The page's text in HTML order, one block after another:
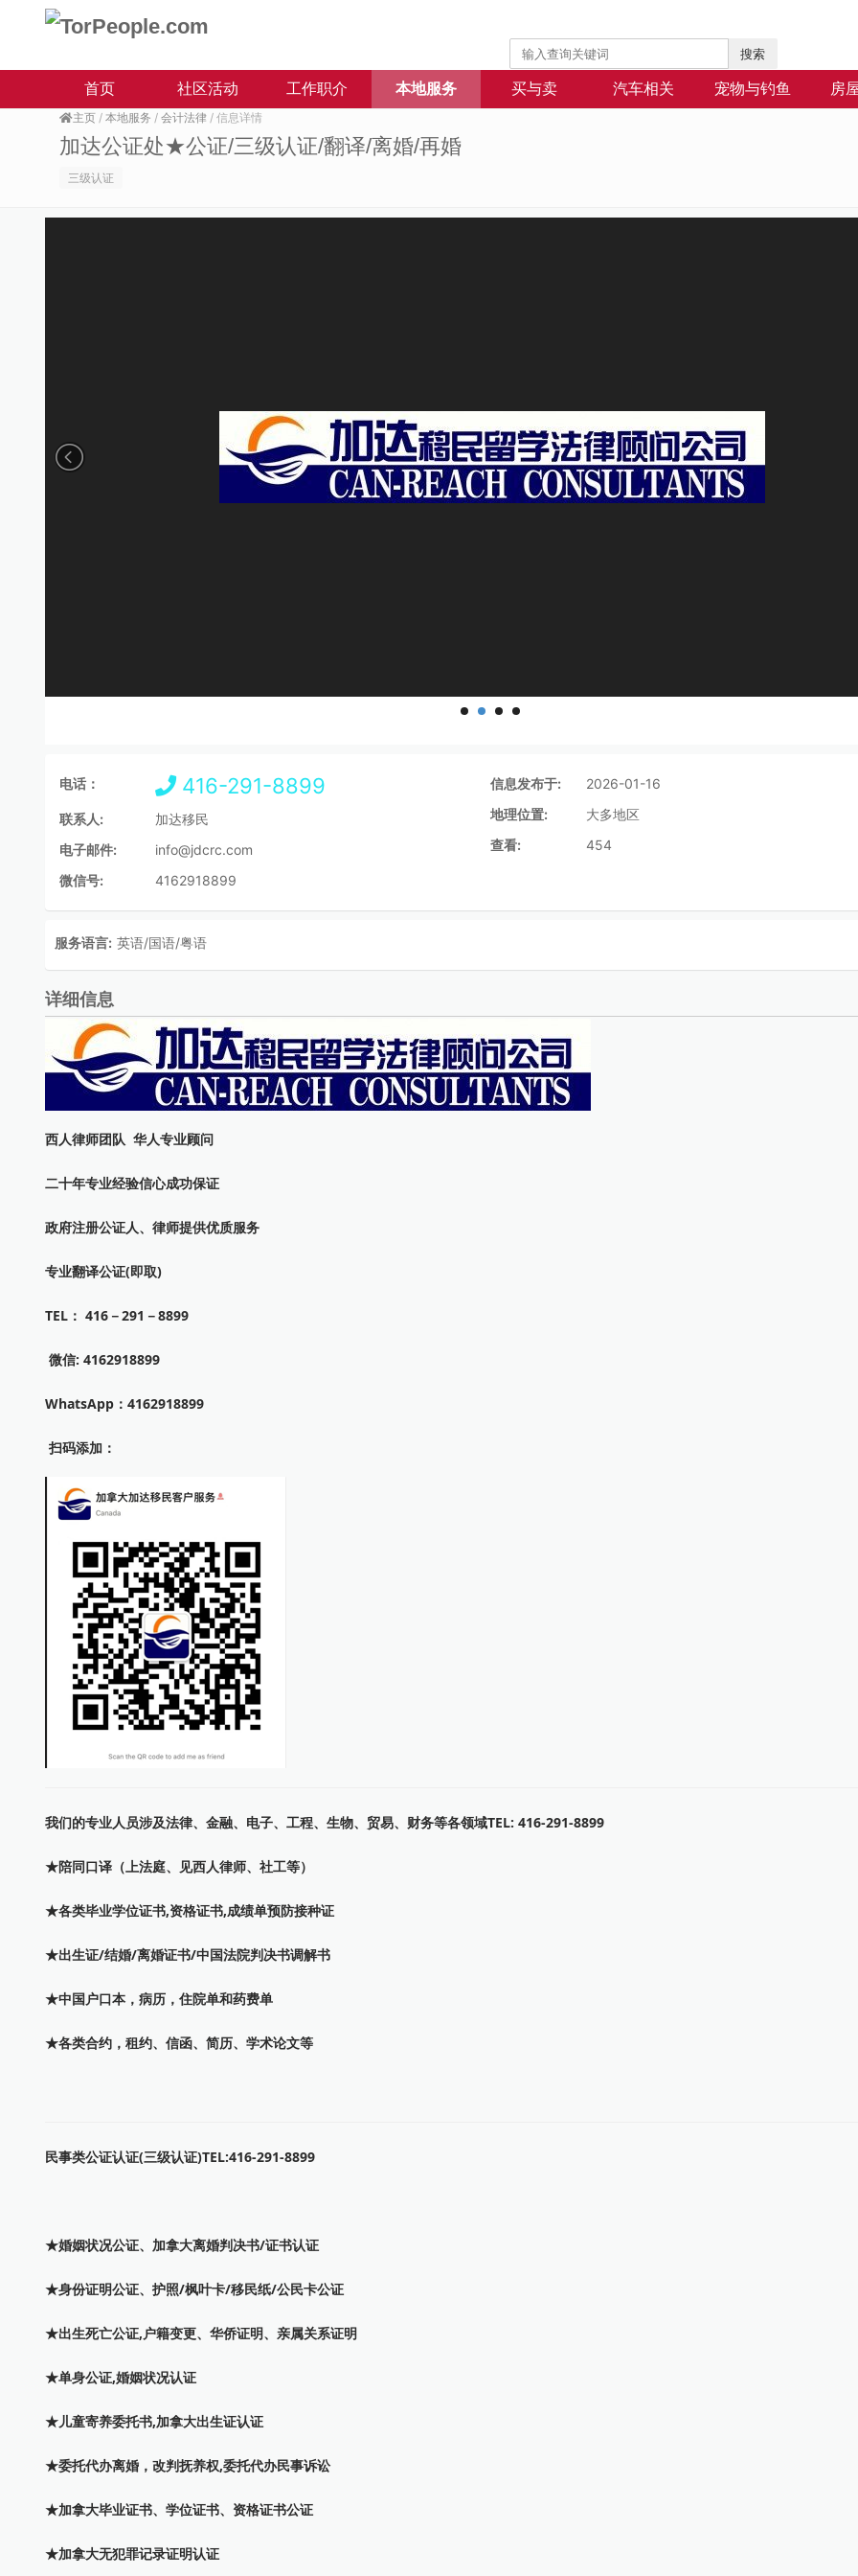
搜索
首页 社区活动 工作职介 本地服务 买与卖 汽车相关 宠物与钓鱼 房
主页 / 本地服务 / 会计法律 / 信息详情
加达公证处★公证/三级认证/翻译/离婚/再婚
三级认证
电话： 416-291-8899
联系人:
加达移民
电子邮件:
info@jdcrc.com
微信号:
4162918899
信息发布于:
2026-01-16
地理位置:
大多地区
查看:
454
服务语言: 英语/国语/粤语
详细信息
西人律师团队 华人专业顾问
二十年专业经验信心成功保证
政府注册公证人、律师提供优质服务
专业翻译公证(即取)
TEL： 416－291－8899
微信: 4162918899
WhatsApp：4162918899
扫码添加：
我们的专业人员涉及法律、金融、电子、工程、生物、贸易、财务等各领域TEL: 416-291-8899
★陪同口译（上法庭、见西人律师、社工等）
★各类毕业学位证书,资格证书,成绩单预防接种证
★出生证/结婚/离婚证书/中国法院判决书调解书
★中国户口本，病历，住院单和药费单
★各类合约，租约、信函、简历、学术论文等
民事类公证认证(三级认证)TEL:416-291-8899
★婚姻状况公证、加拿大离婚判决书/证书认证
★身份证明公证、护照/枫叶卡/移民纸/公民卡公证
★出生死亡公证,户籍变更、华侨证明、亲属关系证明
★单身公证,婚姻状况认证
★儿童寄养委托书,加拿大出生证认证
★委托代办离婚，改判抚养权,委托代办民事诉讼
★加拿大毕业证书、学位证书、资格证书公证
★加拿大无犯罪记录证明认证